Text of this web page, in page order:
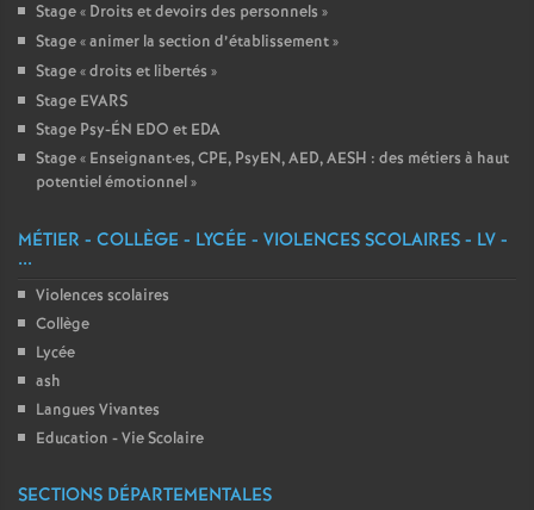
Stage « Droits et devoirs des personnels »
Stage «animer la section d’établissement»
Stage «droits et libertés »
Stage EVARS
Stage Psy-ÉN EDO et EDA
Stage « Enseignant·es, CPE, PsyEN, AED, AESH : des métiers à haut
potentiel émotionnel»
MÉTIER - COLLÈGE - LYCÉE - VIOLENCES SCOLAIRES - LV -
...
Violences scolaires
Collège
Lycée
ash
Langues Vivantes
Education - Vie Scolaire
SECTIONS DÉPARTEMENTALES